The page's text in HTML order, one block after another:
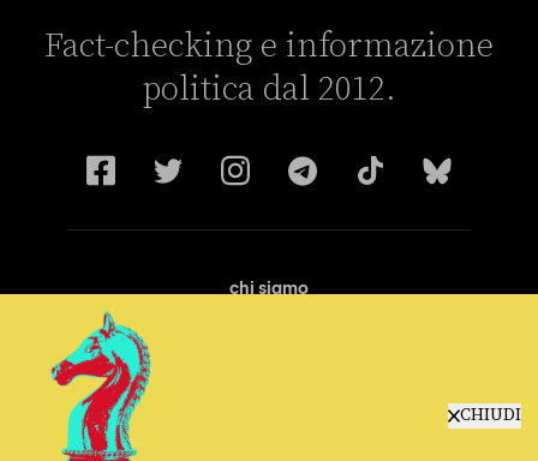
CHIUDI
Fact-checking e informazione
politica dal 2012.
chi siamo